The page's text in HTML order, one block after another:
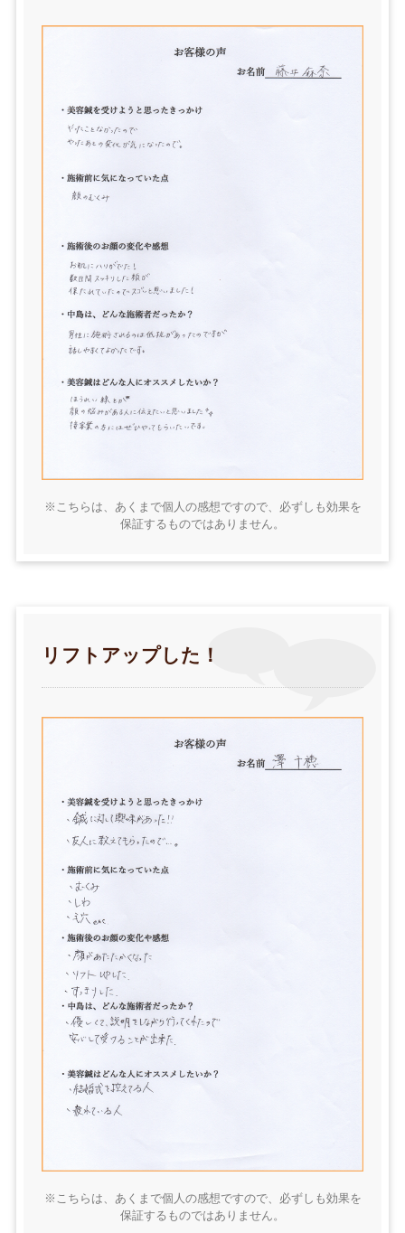
※こちらは、あくまで個人の感想ですので、必ずしも効果を
保証するものではありません。
リフトアップした！
※こちらは、あくまで個人の感想ですので、必ずしも効果を
保証するものではありません。